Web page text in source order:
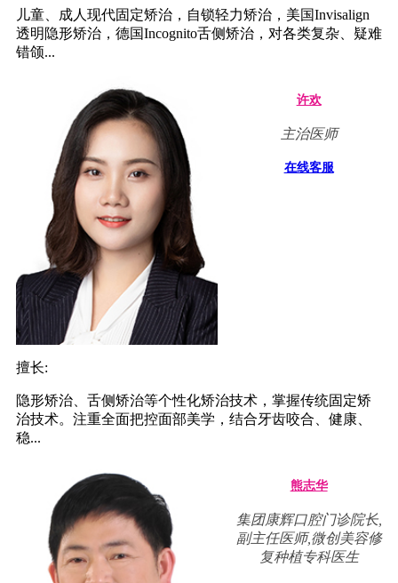
儿童、成人现代固定矫治，自锁轻力矫治，美国Invisalign
透明隐形矫治，德国Incognito舌侧矫治，对各类复杂、疑难
错颌...
许欢
主治医师
在线客服
擅长:
隐形矫治、舌侧矫治等个性化矫治技术，掌握传统固定矫
治技术。注重全面把控面部美学，结合牙齿咬合、健康、
稳...
熊志华
集团康辉口腔门诊院长,
副主任医师,微创美容修
复种植专科医生